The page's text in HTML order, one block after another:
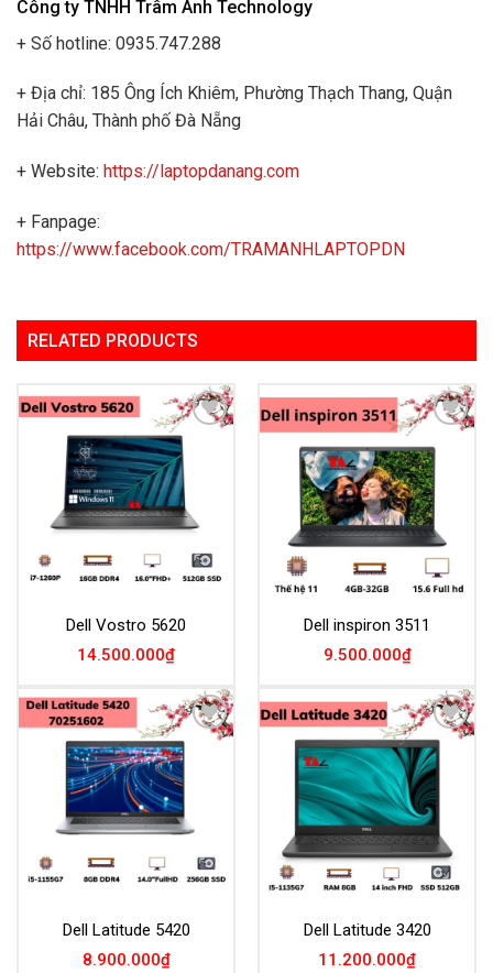
Công ty TNHH Trâm Anh Technology
+ Số hotline: 0935.747.288
+ Địa chỉ: 185 Ông Ích Khiêm, Phường Thạch Thang, Quận
Hải Châu, Thành phố Đà Nẵng
+ Website: https://laptopdanang.com
+ Fanpage:
https://www.facebook.com/TRAMANHLAPTOPDN
RELATED PRODUCTS
Add to
Wishlist
Dell Vostro 5620
14.500.000₫
Wishlist
Dell inspiron 3511
9.500.000₫
Add to
Wishlist
Dell Latitude 5420
8.900.000₫
Add to
Wishlist
Dell Latitude 3420
11.200.000₫